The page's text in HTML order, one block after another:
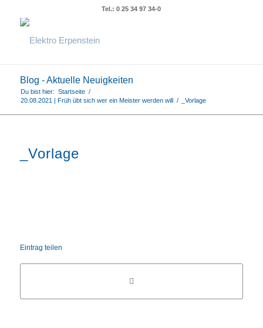
Tel.: 0 25 34 97 34-0
Blog - Aktuelle Neuigkeiten
Du bist hier: Startseite /
20.08.2021 | Früh übt sich wer ein Meister werden will / _Vorlage
_Vorlage
Eintrag teilen